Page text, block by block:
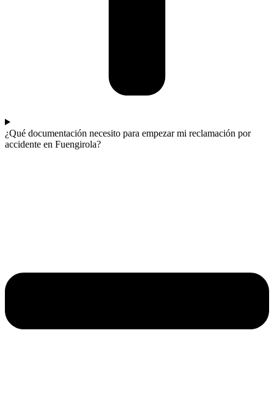
¿Qué documentación necesito para empezar mi reclamación por
accidente en Fuengirola?